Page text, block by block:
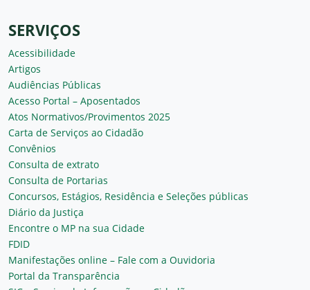
SERVIÇOS
Acessibilidade
Artigos
Audiências Públicas
Acesso Portal – Aposentados
Atos Normativos/Provimentos 2025
Carta de Serviços ao Cidadão
Convênios
Consulta de extrato
Consulta de Portarias
Concursos, Estágios, Residência e Seleções públicas
Diário da Justiça
Encontre o MP na sua Cidade
FDID
Manifestações online – Fale com a Ouvidoria
Portal da Transparência